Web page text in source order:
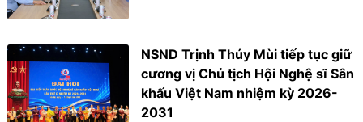
NSND Trịnh Thúy Mùi tiếp tục giữ
cương vị Chủ tịch Hội Nghệ sĩ Sân
khấu Việt Nam nhiệm kỳ 2026-
2031